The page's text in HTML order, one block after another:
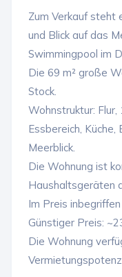
Zum Verkauf steht
und Blick auf das
Swimmingpool im
Die 69 m² große
Stock.
Wohnstruktur:
Essbereich,
Meerblick.
Die Wohnung ist
Haushaltsgeräten
Im Preis
Günstiger Preis:
Die Wohnung